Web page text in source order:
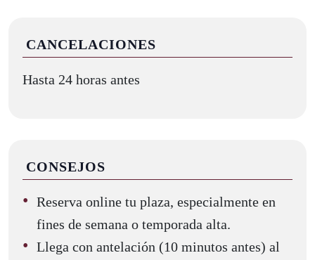
CANCELACIONES
Hasta 24 horas antes
CONSEJOS
Reserva online tu plaza, especialmente en
fines de semana o temporada alta.
Llega con antelación (10 minutos antes) al